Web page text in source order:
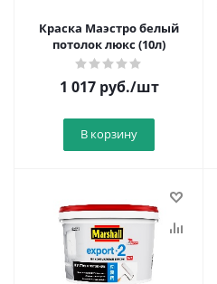
Краска Маэстро белый
потолок люкс (10л)
1 017руб./шт
В корзину